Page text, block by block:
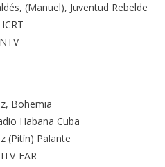
(Manuel), Juventud Rebelde
Bohemia
Habana Cuba
(Pitín) Palante
FAR